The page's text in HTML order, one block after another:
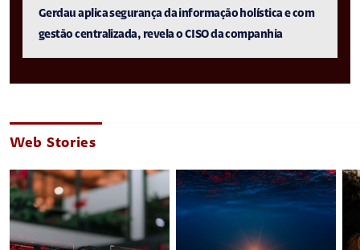
Gerdau aplica segurança da informação holística e com
gestão centralizada, revela o CISO da companhia
Web Stories